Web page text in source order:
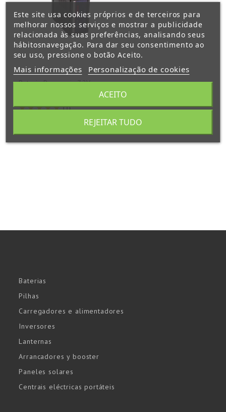
(1)
Bateria Panasonic 7,2V
6,6Ah 47Wh S-8D62 SWIT
Baterias
Pilhas
Carregadores e alimentadores
Inversores
Lanternas
Arrancadores y booster
Paneles solares
Centrais eléctricas portáteis
Este site usa cookies próprios e de terceiros para
melhorar nossos serviços e mostrar a publicidade
relacionada às suas preferências, analisando seus
hábitosnavegação. Para dar seu consentimento ao
seu uso, pressione o botão Aceito.
Mais informações Personalização de cookies
REJEITAR TUDO
ACEITO